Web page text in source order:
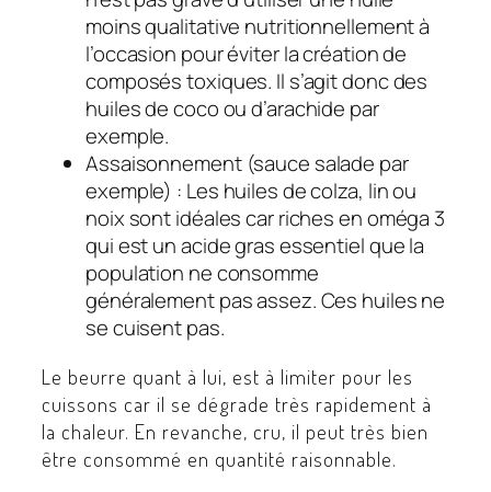
moins qualitative nutritionnellement à
l’occasion pour éviter la création de
composés toxiques. Il s’agit donc des
huiles de coco ou d’arachide par
exemple.
Assaisonnement (sauce salade par
exemple) : Les huiles de colza, lin ou
noix sont idéales car riches en oméga 3
qui est un acide gras essentiel que la
population ne consomme
généralement pas assez. Ces huiles ne
se cuisent pas.
Le beurre quant à lui, est à limiter pour les
cuissons car il se dégrade très rapidement à
la chaleur. En revanche, cru, il peut très bien
être consommé en quantité raisonnable.